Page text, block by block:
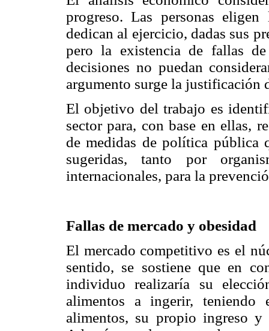
progreso. Las personas
dedican al ejercicio, dadas sus
pero la existencia de fallas
decisiones no puedan
argumento surge la justificación
El objetivo del trabajo es
sector para, con base en ellas,
de medidas de política pública
sugeridas, tanto por
internacionales, para la
Fallas de mercado y obesidad
El mercado competitivo es el
sentido, se sostiene que en
individuo realizaría su
alimentos a ingerir,
alimentos, su propio ingreso